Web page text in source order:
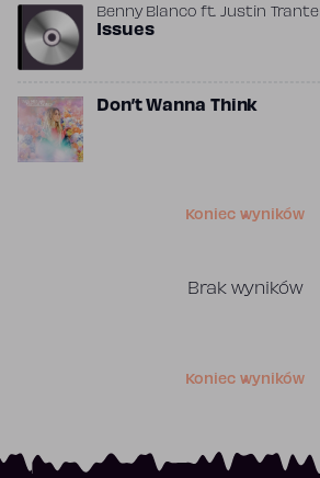
Benny Blancoft.Justin
StarGate
Issues
Don’t Wanna Think
Koniec wyników
Brak wyników
Koniec wyników